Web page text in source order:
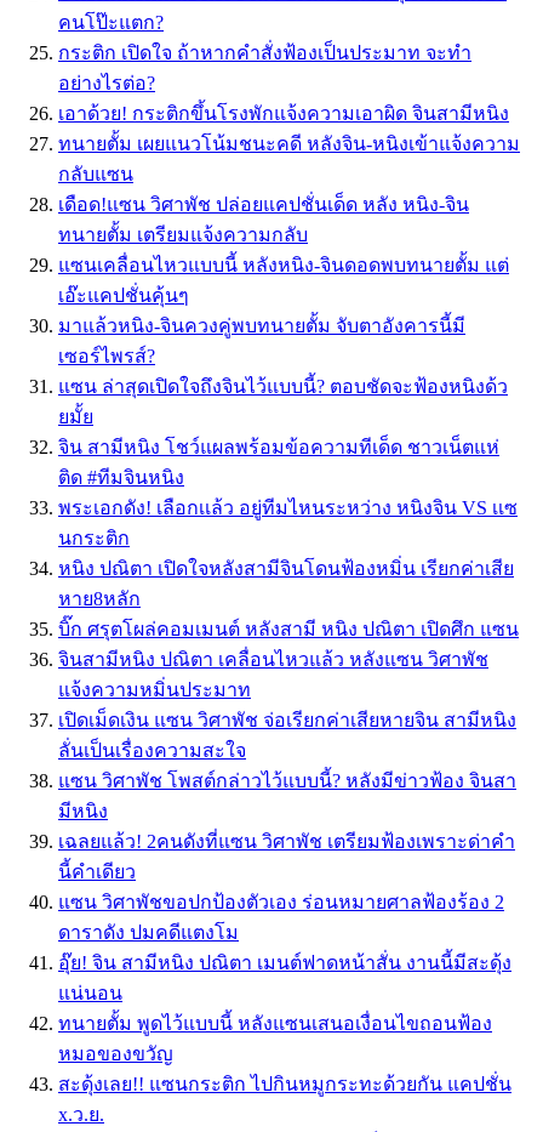
คนโป๊ะแตก?
กระติก เปิดใจ ถ้าหากคำสั่งฟ้องเป็นประมาท จะทำ
อย่างไรต่อ?
เอาด้วย! กระติกขึ้นโรงพักแจ้งความเอาผิด จินสามีหนิง
ทนายตั้ม เผยแนวโน้มชนะคดี หลังจิน-หนิงเข้าแจ้งความ
กลับแซน
เดือด!แซน วิศาพัช ปล่อยแคปชั่นเด็ด หลัง หนิง-จิน
ทนายตั้ม เตรียมแจ้งความกลับ
แซนเคลื่อนไหวแบบนี้ หลังหนิง-จินดอดพบทนายตั้ม แต่
เอ๊ะแคปชั่นคุ้นๆ
มาแล้วหนิง-จินควงคู่พบทนายตั้ม จับตาอังคารนี้มี
เซอร์ไพรส์?
แซน ล่าสุดเปิดใจถึงจินไว้แบบนี้? ตอบชัดจะฟ้องหนิงด้ว
ยมั้ย
จิน สามีหนิง โชว์แผลพร้อมข้อความทีเด็ด ชาวเน็ตแห่
ติด #ทีมจินหนิง
พระเอกดัง! เลือกเเล้ว อยู่ทีมไหนระหว่าง หนิงจิน VS เเซ
นกระติก
หนิง ปณิตา เปิดใจหลังสามีจินโดนฟ้องหมิ่น เรียกค่าเสีย
หาย8หลัก
บิ๊ก ศรุตโผล่คอมเมนต์ หลังสามี หนิง ปณิตา เปิดศึก แซน
จินสามีหนิง ปณิตา เคลื่อนไหวแล้ว หลังแซน วิศาพัช
แจ้งความหมิ่นประมาท
เปิดเม็ดเงิน แซน วิศาพัช จ่อเรียกค่าเสียหายจิน สามีหนิง
ลั่นเป็นเรื่องความสะใจ
แซน วิศาพัช โพสต์กล่าวไว้แบบนี้? หลังมีข่าวฟ้อง จินสา
มีหนิง
เฉลยแล้ว! 2คนดังที่แซน วิศาพัช เตรียมฟ้องเพราะด่าคำ
นี้คำเดียว
แซน วิศาพัชขอปกป้องตัวเอง ร่อนหมายศาลฟ้องร้อง 2
ดาราดัง ปมคดีแตงโม
อุ๊ย! จิน สามีหนิง ปณิตา เมนต์ฟาดหน้าสั่น งานนี้มีสะดุ้ง
แน่นอน
ทนายตั้ม พูดไว้แบบนี้ หลังแซนเสนอเงื่อนไขถอนฟ้อง
หมอของขวัญ
สะดุ้งเลย!! แซนกระติก ไปกินหมูกระทะด้วยกัน แคปชั่น
x.ว.ย.